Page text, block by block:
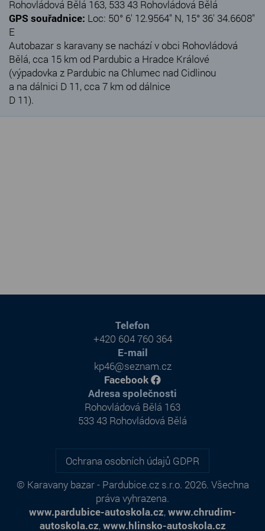
Rohovládová Bělá 163, 533 43 Rohovládová Bělá
GPS souřadnice: Loc: 50° 6' 12.9564" N, 15° 36' 34.6608"
E
Autobazar s karavany se nachází v obci Rohovládová
Bělá, cca 15 km od Pardubic a Hradce Králové
(výpadovka z Pardubic na Chlumec nad Cidlinou
a na dálnici D 11, cca 7 km od dálnice
D 11).
Ochrana osobních údajů GDPR
© Karavany bazar - Pardubice.cz s.r.o. 2026. Všechna
práva vyhrazena.
www.pardubice-autoskola.cz,www.chrudim-
autoskola.cz,www.hlinsko-autoskola.cz
Adresa společnosti
Rohovládová Bělá 163
533 43 Rohovládová Bělá
Telefon
+420 604 760 364
E-mail
kp46@seznam.cz
Facebook